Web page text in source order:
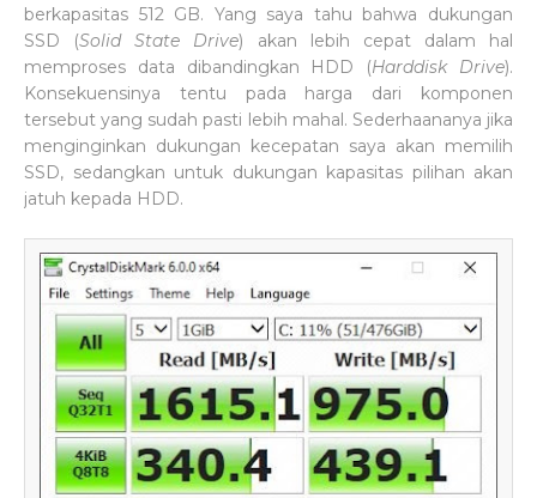
berkapasitas 512 GB. Yang saya tahu bahwa dukungan
SSD (Solid State Drive) akan lebih cepat dalam hal
memproses data dibandingkan HDD (Harddisk Drive).
Konsekuensinya tentu pada harga dari komponen
tersebut yang sudah pasti lebih mahal. Sederhaananya jika
menginginkan dukungan kecepatan saya akan memilih
SSD, sedangkan untuk dukungan kapasitas pilihan akan
jatuh kepada HDD.